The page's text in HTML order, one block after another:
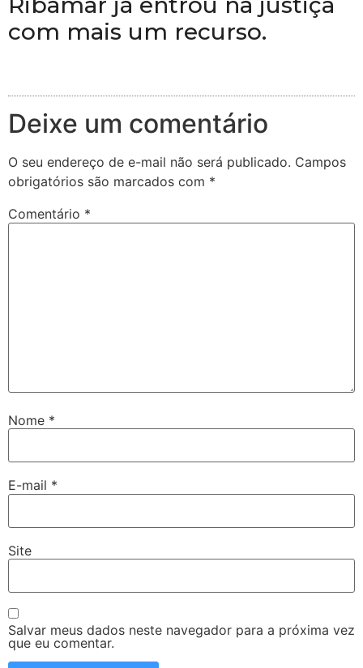
com mais um recurso.
Deixe um comentário
O seu endereço de e-mail não será publicado. Campos
obrigatórios são marcados com *
Comentário *
Nome *
E-mail *
Site
Salvar meus dados neste navegador para a próxima vez
que eu comentar.